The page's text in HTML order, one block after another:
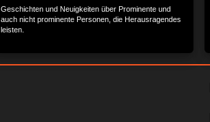
Geschichten und Neuigkeiten über Prominente und
auch nicht prominente Personen, die Herausragendes
leisten.